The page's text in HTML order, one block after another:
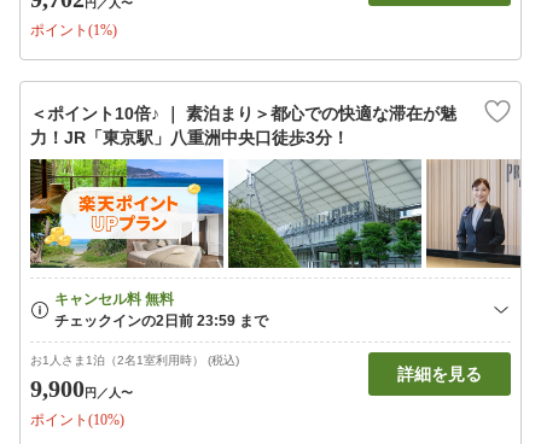
円 ／人〜
ポイント(1%)
＜ポイント10倍♪ ｜ 素泊まり＞都心での快適な滞在が魅
力！JR「東京駅」八重洲中央口徒歩3分！
お1人さま1泊（2名1室利用時） (税込)
9,900円 ／人〜
ポイント(10%)
詳細を見る